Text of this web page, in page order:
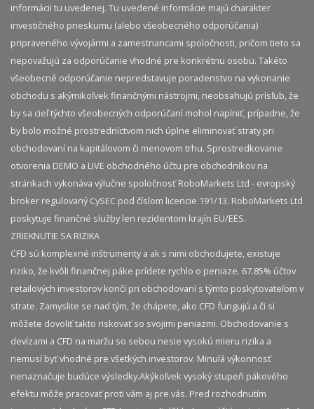
informácii tu uvedenej. Tu uvedené informácie majú charakter
investičného prieskumu (alebo všeobecného odporúčania)
pripraveného vývojármi a zamestnancami spoločnosti, pričom tieto sa
nepovažujú za odporúčanie vhodné pre konkrétnu osobu. Takéto
všeobecné odporúčanie nepredstavuje poradenstvo na vykonanie
obchodu s akýmikoľvek finančnými nástrojmi, neobsahujú prísľub, že
by sa cieľ týchto všeobecných odporúčaní mohol naplniť, prípadne, že
by bolo možné prostredníctvom nich úplne eliminovať straty pri
obchodovaní na kapitálovom či menovom trhu. Sprostredkovanie
otvorenia DEMO a LIVE obchodného účtu pre obchodníkov na
stránkach vykonáva výlučne spoločnosť RoboMarkets Ltd - evropský
broker regulovaný CySEC pod číslom licencie 191/13. RoboMarkets Ltd
poskytuje finančné služby len rezidentom krajín EU/EES.
ZRIEKNUTIE SA RIZIKA
CFD sú komplexné inštrumenty a ak s nimi obchodujete, existuje
riziko, že kvôli finančnej páke prídete rychlo o peniaze. 67.85% účtov
retailových investorov končí pri obchodovaní s týmto poskytovateľom v
strate. Zamyslite se nad tým, že chápete, ako CFD fungujú a či si
môžete dovoliť takto riskovať so svojimi peniazmi. Obchodovanie s
devízami a CFD na maržu so sebou nesie vysokú mieru rizika a
nemusí byť vhodné pre všetkých investorov. Minulá výkonnosť
nenaznačuje budúce výsledky.​ Akýkoľvek vysoký stupeň pákového
efektu môže pracovať proti vám aj pre vás. Pred rozhodnutím